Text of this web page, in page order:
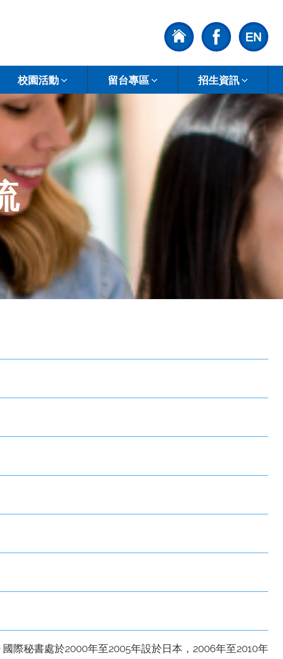
校園活動 留台專區 招生資訊
際秘書處於2000年至2005年設於日本，2006年至2010年